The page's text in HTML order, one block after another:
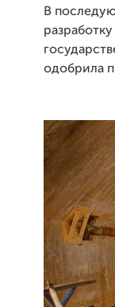
В
одобрила